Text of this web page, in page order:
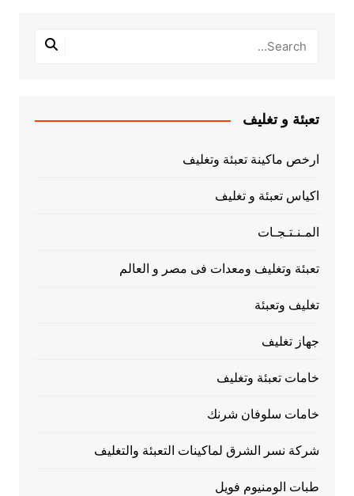
تعبئة و تغليف
ارخص ماكينة تعبئة وتغليف
اكياس تعبئة و تغليف
المـنـتـجـات
تعبئة وتغليف ومعدات فى مصر و العالم
تغليف وتعبئة
جهاز تغليف
خامات تعبئة وتغليف
خامات سلوفان شرنك
شركة نسر الشرق لماكينات التعبئة والتغليف
طبات الومنيوم فويل